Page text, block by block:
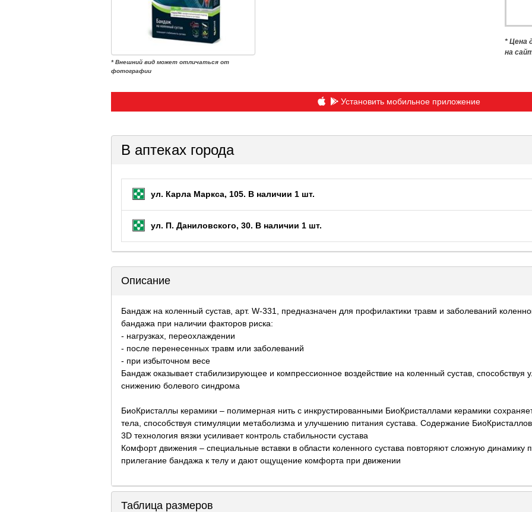
* Внешний вид может отличаться от
фотографии
* Цена
на
Установить мобильное приложение
В аптеках города
ул. Карла Маркса, 105. В наличии 1 шт.
ул. П. Даниловского, 30. В наличии 1 шт.
Описание
Бандаж на коленный сустав, арт. W-331, предназначен для профилактики травм и заболеваний
бандажа при наличии факторов риска:
- нагрузках, переохлаждении
- после перенесенных травм или заболеваний
- при избыточном весе
Бандаж оказывает стабилизирующее и компрессионное воздействие на коленный сустав,
снижению болевого синдрома
БиоКристаллы керамики – полимерная нить с инкрустированными БиоКристаллами керамики
тела, способствуя стимуляции метаболизма и улучшению питания сустава. Содержание
3D технология вязки усиливает контроль стабильности сустава
Комфорт движения – специальные вставки в области коленного сустава повторяют сложную динамику
прилегание бандажа к телу и дают ощущение комфорта при движении
Таблица размеров